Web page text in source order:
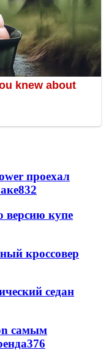
проехал
832
версию купе
кроссовер
седан
самым
376